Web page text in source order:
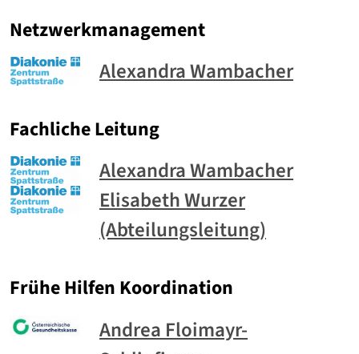
Netzwerkmanagement
Alexandra Wambacher
Fachliche Leitung
Alexandra Wambacher
Elisabeth Wurzer
(Abteilungsleitung)
Frühe Hilfen Koordination
Andrea Floimayr-